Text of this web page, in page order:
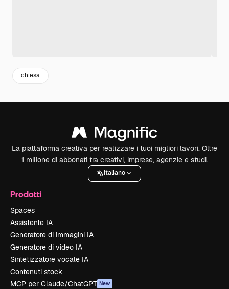
chiesa
La piattaforma creativa per realizzare i tuoi migliori lavori. Oltre
1 milione di abbonati tra creativi, imprese, agenzie e studi.
Italiano
Prodotti
Spaces
Assistente IA
Generatore di immagini IA
Generatore di video IA
Sintetizzatore vocale IA
Contenuti stock
MCP per Claude/ChatGPT New